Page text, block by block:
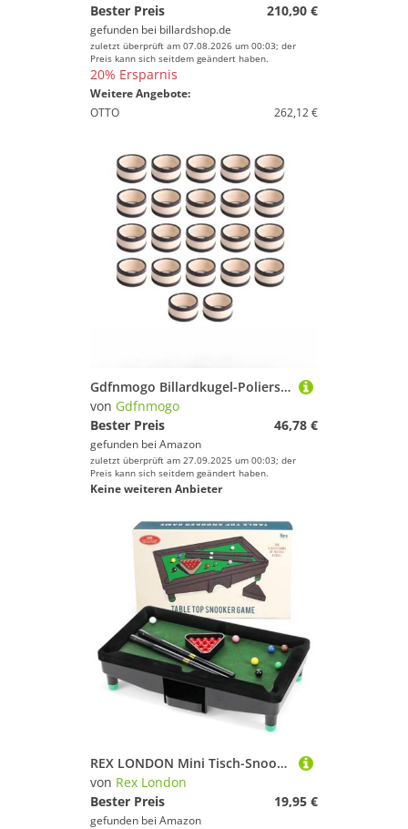
Bester Preis
210,90 €
gefunden bei billardshop.de
zuletzt überprüft am 07.08.2026 um 00:03; der
Preis kann sich seitdem geändert haben.
20% Ersparnis
Weitere Angebote:
OTTO
262,12 €
Gdfnmogo Billardkugel-Polierset mit 16 oder 22 hochwertigen Lammwollringen für amerikanische 16-Kugel- und englische 22-Kugel-Formate, kompatibel mit Snooker 22-Kugeln
von Gdfnmogo
Bester Preis
46,78 €
gefunden bei Amazon
zuletzt überprüft am 27.09.2025 um 00:03; der
Preis kann sich seitdem geändert haben.
Keine weiteren Anbieter
REX LONDON Mini Tisch-Snooker-Set – kompakter Billardtisch mit 22 Kugeln, 2 Queues & Dreieck – portables Snookerspiel für Kinder & Erwachsene zuhause & unterwegs
von Rex London
Bester Preis
19,95 €
gefunden bei Amazon